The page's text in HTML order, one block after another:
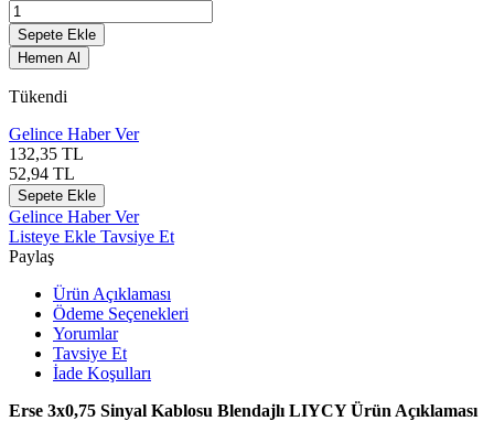
Sepete Ekle
Hemen Al
Tükendi
Gelince Haber Ver
132,35 TL
52,94 TL
Sepete Ekle
Gelince Haber Ver
Listeye Ekle Tavsiye Et
Paylaş
Ürün Açıklaması
Ödeme Seçenekleri
Yorumlar
Tavsiye Et
İade Koşulları
Erse 3x0,75 Sinyal Kablosu Blendajlı LIYCY Ürün Açıklaması